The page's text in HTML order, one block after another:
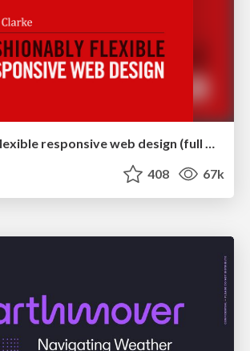
Fashionably flexible responsive web design (full day workshop)
408 67k